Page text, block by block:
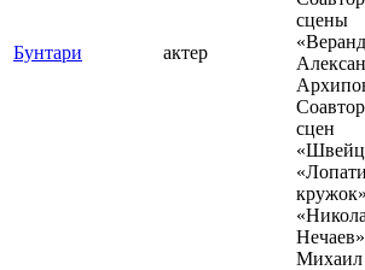
Бунтари актер
сцены
сцен
Михаил